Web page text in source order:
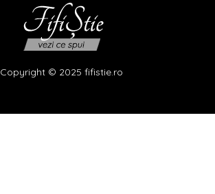
Copyright © 2025 fifistie.ro